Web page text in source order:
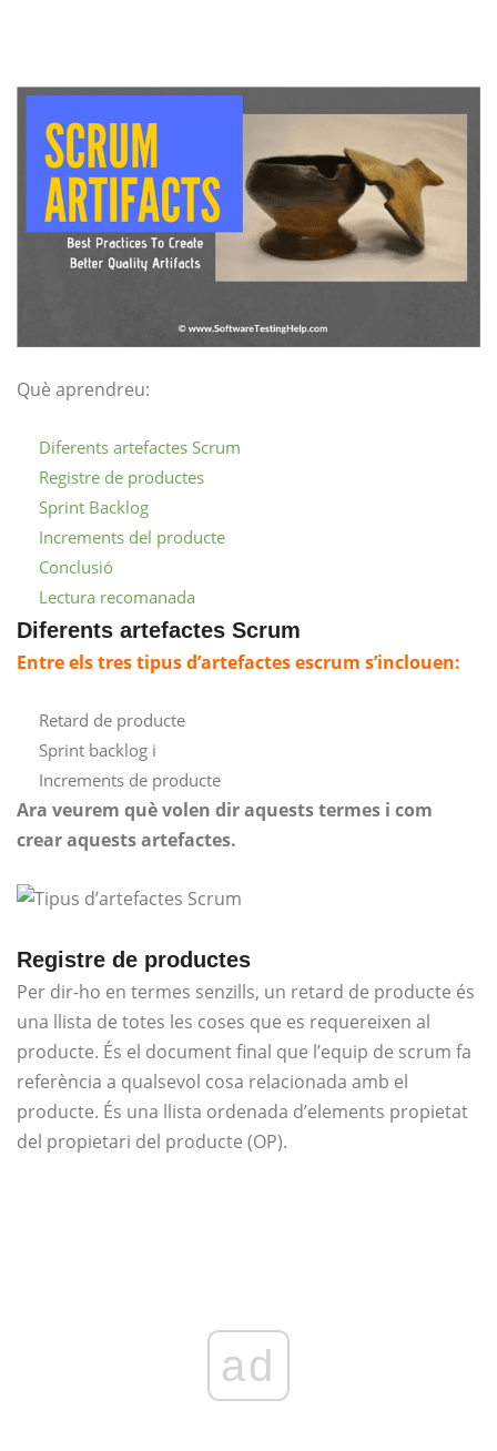
Què aprendreu:
Diferents artefactes Scrum
Registre de productes
Sprint Backlog
Increments del producte
Conclusió
Lectura recomanada
Diferents artefactes Scrum
Entre els tres tipus d’artefactes escrum s’inclouen:
Retard de producte
Sprint backlog i
Increments de producte
Ara veurem què volen dir aquests termes i com
crear aquests artefactes.
Registre de productes
Per dir-ho en termes senzills, un retard de producte és
una llista de totes les coses que es requereixen al
producte. És el document final que l’equip de scrum fa
referència a qualsevol cosa relacionada amb el
producte. És una llista ordenada d’elements propietat
del propietari del producte (OP).
ad